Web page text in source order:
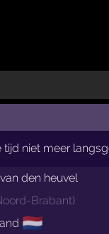
tijd niet meer
den heuvel
Brabant)
🇳🇱